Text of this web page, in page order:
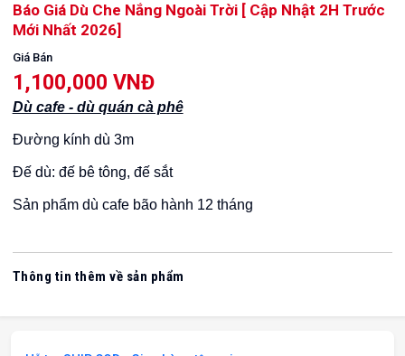
Báo Giá Dù Che Nắng Ngoài Trời [ Cập Nhật 2H Trước
Mới Nhất 2026]
Giá Bán
1,100,000 VNĐ
Dù cafe - dù quán cà phê
Đường kính dù 3m
Đế dù: đế bê tông, đế sắt
Sản phẩm dù cafe bão hành 12 tháng
Thông tin thêm về sản phẩm